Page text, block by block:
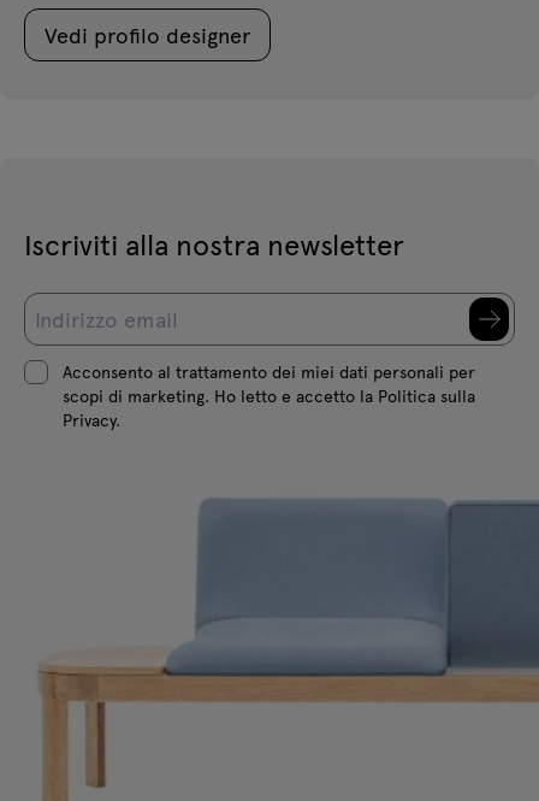
Vedi profilo designer
Iscriviti alla nostra newsletter
Acconsento al trattamento dei miei dati personali per
scopi di marketing. Ho letto e accetto la Politica sulla
Privacy.